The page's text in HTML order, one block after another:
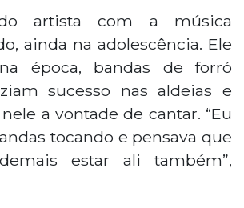
artista com a música
ainda na adolescência. Ele
época, bandas de forró
sucesso nas aldeias e
a vontade de cantar. “Eu
tocando e pensava que
estar ali também”,